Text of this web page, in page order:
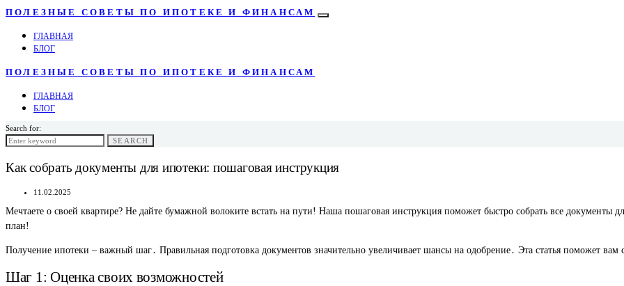
ПОЛЕЗНЫЕ СОВЕТЫ ПО ИПОТЕКЕ И ФИНАНСАМ
ГЛАВНАЯ
БЛОГ
ПОЛЕЗНЫЕ СОВЕТЫ ПО ИПОТЕКЕ И ФИНАНСАМ
ГЛАВНАЯ
БЛОГ
Search for:
SEARCH
Как собрать документы для ипотеки: пошаговая инструкция
11.02.2025
Мечтаете о своей квартире? Не дайте бумажной волоките встать на пути! Наша пошаговая инструкция поможет быстро собрать все документы
план!
Получение ипотеки – важный шаг․ Правильная подготовка документов значительно увеличивает шансы на одобрение․ Эта статья поможет
Шаг 1: Оценка своих возможностей